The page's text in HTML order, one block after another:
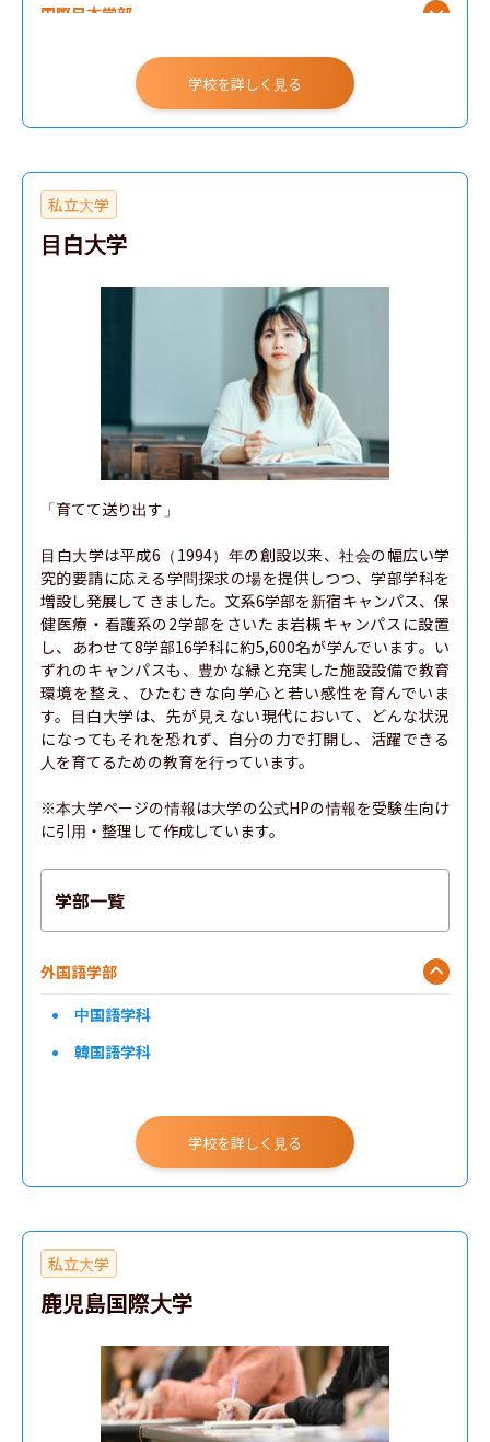
国際日本学部
学校を詳しく見る
私立大学
目白大学
「育てて送り出す」
目白大学は平成6（1994）年の創設以来、社会の幅広い学
究的要請に応える学問探求の場を提供しつつ、学部学科を
増設し発展してきました。文系6学部を新宿キャンパス、保
健医療・看護系の2学部をさいたま岩槻キャンパスに設置
し、あわせて8学部16学科に約5,600名が学んでいます。い
ずれのキャンパスも、豊かな緑と充実した施設設備で教育
環境を整え、ひたむきな向学心と若い感性を育んでいま
す。目白大学は、先が見えない現代において、どんな状況
になってもそれを恐れず、自分の力で打開し、活躍できる
人を育てるための教育を行っています。
※本大学ページの情報は大学の公式HPの情報を受験生向け
に引用・整理して作成しています。
学部一覧
外国語学部
中国語学科
韓国語学科
学校を詳しく見る
私立大学
鹿児島国際大学